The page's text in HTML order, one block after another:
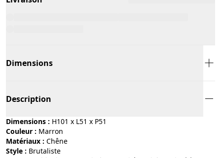
Dimensions
Description
Dimensions : H101 x L51 x P51
Couleur :
marron
Matériaux :
chêne
Style :
brutaliste